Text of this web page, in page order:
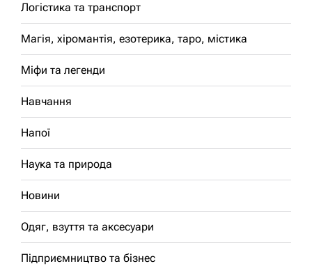
Логістика та транспорт
Магія, хіромантія, езотерика, таро, містика
Міфи та легенди
Навчання
Напої
Наука та природа
Новини
Одяг, взуття та аксесуари
Підприємництво та бізнес